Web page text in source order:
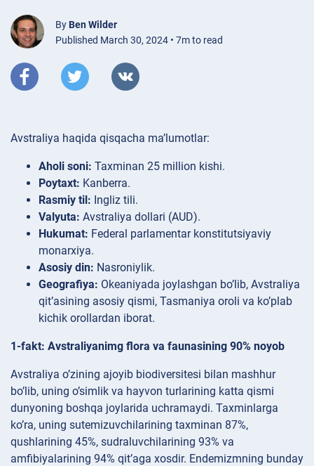
By Ben Wilder
Published March 30, 2024 • 7m to read
Avstraliya haqida qisqacha ma’lumotlar:
Aholi soni: Taxminan 25 million kishi.
Poytaxt: Kanberra.
Rasmiy til: Ingliz tili.
Valyuta: Avstraliya dollari (AUD).
Hukumat: Federal parlamentar konstitutsiyaviy
monarxiya.
Asosiy din: Nasroniylik.
Geografiya: Okeaniyada joylashgan bo’lib, Avstraliya
qit’asining asosiy qismi, Tasmaniya oroli va ko’plab
kichik orollardan iborat.
1-fakt: Avstraliyanimg flora va faunasining 90% noyob
Avstraliya o’zining ajoyib biodiversitesi bilan mashhur
bo’lib, uning o’simlik va hayvon turlarining katta qismi
dunyoning boshqa joylarida uchramaydi. Taxminlarga
ko’ra, uning sutemizuvchilarining taxminan 87%,
qushlarining 45%, sudraluvchilarining 93% va
amfibiyalarining 94% qit’aga xosdir. Endemizmning bunday